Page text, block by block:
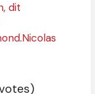
dit
.Nicolas